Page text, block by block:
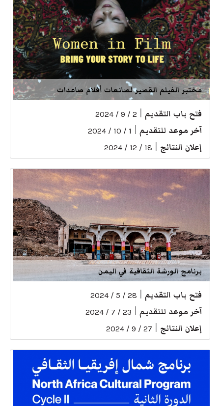
مختبر الفيلم القصير لصانعات أفلام صاعدات
فتح باب التقديم 2 / 9 / 2024
آخر موعد للتقديم 1 / 10 / 2024
إعلان النتائج 18 / 12 / 2024
برنامج الورشة الثقافية في اليمن
فتح باب التقديم 28 / 5 / 2024
آخر موعد للتقديم 23 / 7 / 2024
إعلان النتائج 27 / 9 / 2024